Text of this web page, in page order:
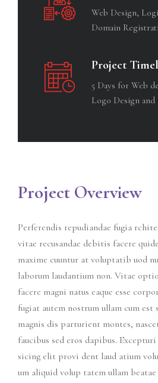
Web Design,
Domain
Project
5 Days for Web
Logo Design
Project Overview
Perferendis repudiandae fugia
vitae recusandae debitis facere
maxime cuuntur at voluptatib uod
laborum laudantium non. Vitae
facere magni natus eaque esse
fugiat autem nostrum ullam cum est
magnis dis parturient montes,
faucibus sed eros dapibus.
sicing elit provi dent laud atium
um aliquid volup tatem ullam